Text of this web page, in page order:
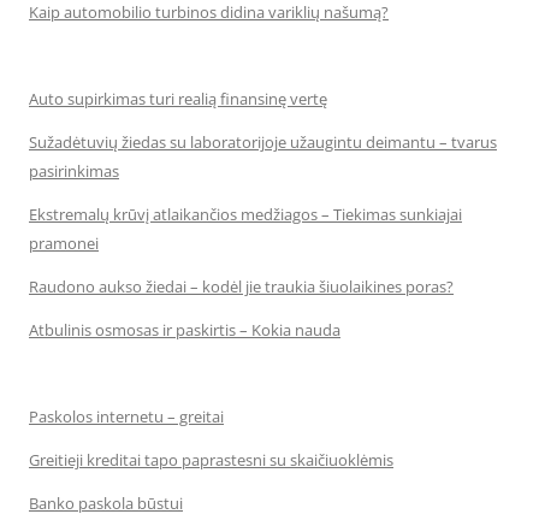
Kaip automobilio turbinos didina variklių našumą?
Auto supirkimas turi realią finansinę vertę
Sužadėtuvių žiedas su laboratorijoje užaugintu deimantu – tvarus
pasirinkimas
Ekstremalų krūvį atlaikančios medžiagos – Tiekimas sunkiajai
pramonei
Raudono aukso žiedai – kodėl jie traukia šiuolaikines poras?
Atbulinis osmosas ir paskirtis – Kokia nauda
Paskolos internetu – greitai
Greitieji kreditai tapo paprastesni su skaičiuoklėmis
Banko paskola būstui